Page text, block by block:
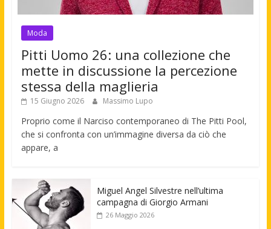
Moda
Pitti Uomo 26: una collezione che
mette in discussione la percezione
stessa della maglieria
15 Giugno 2026 Massimo Lupo
Proprio come il Narciso contemporaneo di The Pitti Pool,
che si confronta con un’immagine diversa da ciò che
appare, a
Miguel Angel Silvestre nell’ultima
campagna di Giorgio Armani
26 Maggio 2026